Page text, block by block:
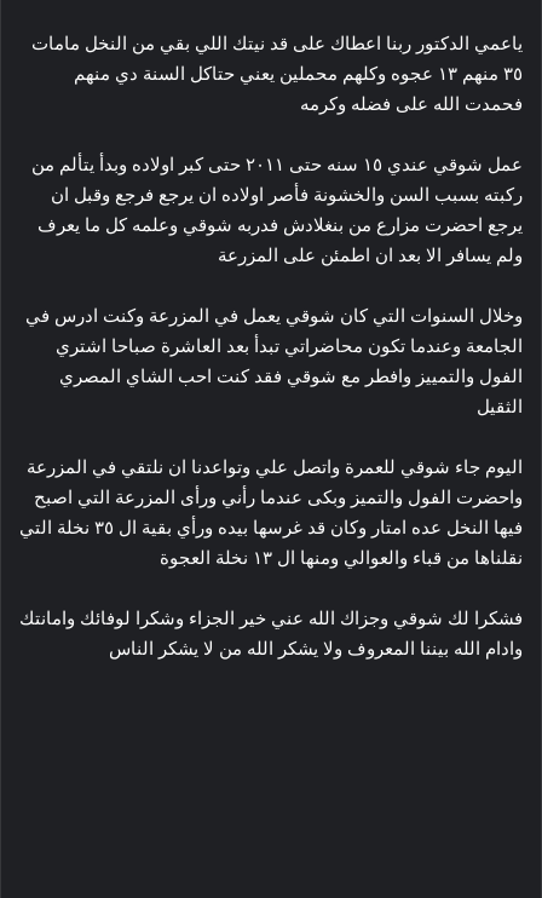
ياعمي الدكتور ربنا اعطاك على قد نيتك اللي بقي من النخل مامات
٣٥ منهم ١٣ عجوه وكلهم محملين يعني حتاكل السنة دي منهم
فحمدت الله على فضله وكرمه
عمل شوقي عندي ١٥ سنه حتى ٢٠١١ حتى كبر اولاده وبدأ يتألم من
ركبته بسبب السن والخشونة فأصر اولاده ان يرجع فرجع وقبل ان
يرجع احضرت مزارع من بنغلادش فدربه شوقي وعلمه كل ما يعرف
ولم يسافر الا بعد ان اطمئن على المزرعة
وخلال السنوات التي كان شوقي يعمل في المزرعة وكنت ادرس في
الجامعة وعندما تكون محاضراتي تبدأ بعد العاشرة صباحا اشتري
الفول والتمييز وافطر مع شوقي فقد كنت احب الشاي المصري
الثقيل
اليوم جاء شوقي للعمرة واتصل علي وتواعدنا ان نلتقي في المزرعة
واحضرت الفول والتميز وبكى عندما رأني ورأى المزرعة التي اصبح
فيها النخل عده امتار وكان قد غرسها بيده ورأي بقية ال ٣٥ نخلة التي
نقلناها من قباء والعوالي ومنها ال ١٣ نخلة العجوة
فشكرا لك شوقي وجزاك الله عني خير الجزاء وشكرا لوفائك وامانتك
وادام الله بيننا المعروف ولا يشكر الله من لا يشكر الناس